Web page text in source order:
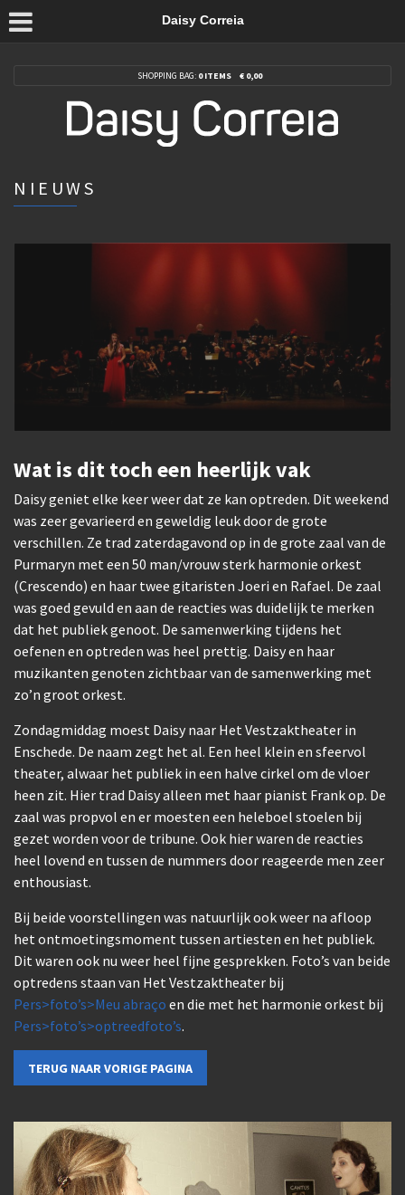
Daisy Correia
SHOPPING BAG: 0 ITEMS €0,00
NIEUWS
Wat is dit toch een heerlijk vak
Daisy geniet elke keer weer dat ze kan optreden. Dit weekend
was zeer gevarieerd en geweldig leuk door de grote
verschillen. Ze trad zaterdagavond op in de grote zaal van de
Purmaryn met een 50 man/vrouw sterk harmonie orkest
(Crescendo) en haar twee gitaristen Joeri en Rafael. De zaal
was goed gevuld en aan de reacties was duidelijk te merken
dat het publiek genoot. De samenwerking tijdens het
oefenen en optreden was heel prettig. Daisy en haar
muzikanten genoten zichtbaar van de samenwerking met
zo’n groot orkest.
Zondagmiddag moest Daisy naar Het Vestzaktheater in
Enschede. De naam zegt het al. Een heel klein en sfeervol
theater, alwaar het publiek in een halve cirkel om de vloer
heen zit. Hier trad Daisy alleen met haar pianist Frank op. De
zaal was propvol en er moesten een heleboel stoelen bij
gezet worden voor de tribune. Ook hier waren de reacties
heel lovend en tussen de nummers door reageerde men zeer
enthousiast.
Bij beide voorstellingen was natuurlijk ook weer na afloop
het ontmoetingsmoment tussen artiesten en het publiek.
Dit waren ook nu weer heel fijne gesprekken. Foto’s van beide
optredens staan van Het Vestzaktheater bij
Pers>foto’s>Meu abraço en die met het harmonie orkest bij
Pers>foto’s>optreedfoto’s.
TERUG NAAR VORIGE PAGINA